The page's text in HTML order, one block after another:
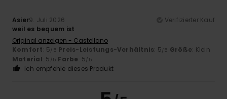
Asier9. Juli 2026
Verifizierter Kauf
weil es bequem ist
Original anzeigen - Castellano
Komfort: 5 /5 Preis-Leistungs-Verhältnis: 5 /5 Größe: Klein
Material: 5 /5 Farbe: 5 /5
Ich empfehle dieses Produkt